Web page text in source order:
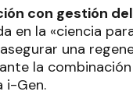
con gestión
en la «ciencia
una
la
i-Gen.